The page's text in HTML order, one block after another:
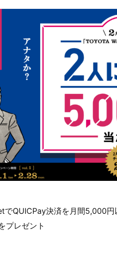
でQUICPay決済を月間5,000
プレゼント